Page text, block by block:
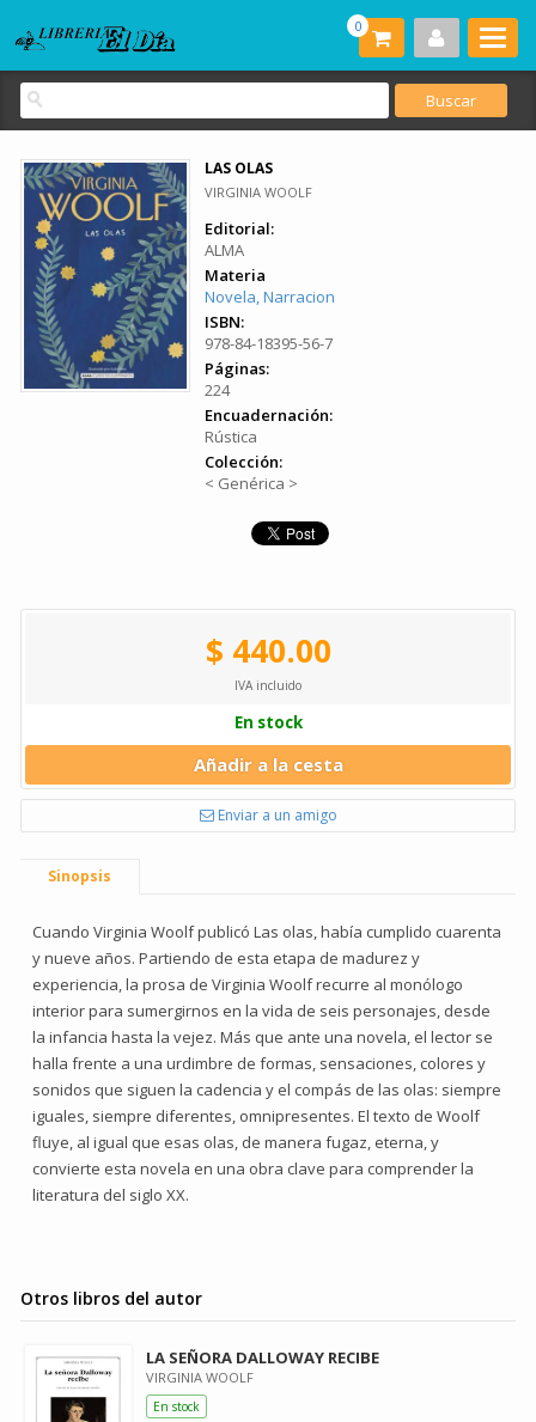
0
LAS OLAS
VIRGINIA WOOLF
Editorial:
ALMA
Materia
Novela, Narracion
ISBN:
978-84-18395-56-7
Páginas:
224
Encuadernación:
Rústica
Colección:
< Genérica >
$ 440.00
IVA incluido
En stock
Añadir a la cesta
Enviar a un amigo
Sinopsis
Cuando Virginia Woolf publicó Las olas, había cumplido cuarenta
y nueve años. Partiendo de esta etapa de madurez y
experiencia, la prosa de Virginia Woolf recurre al monólogo
interior para sumergirnos en la vida de seis personajes, desde
la infancia hasta la vejez. Más que ante una novela, el lector se
halla frente a una urdimbre de formas, sensaciones, colores y
sonidos que siguen la cadencia y el compás de las olas: siempre
iguales, siempre diferentes, omnipresentes. El texto de Woolf
fluye, al igual que esas olas, de manera fugaz, eterna, y
convierte esta novela en una obra clave para comprender la
literatura del siglo XX.
Otros libros del autor
LA SEÑORA DALLOWAY RECIBE
VIRGINIA WOOLF
En stock